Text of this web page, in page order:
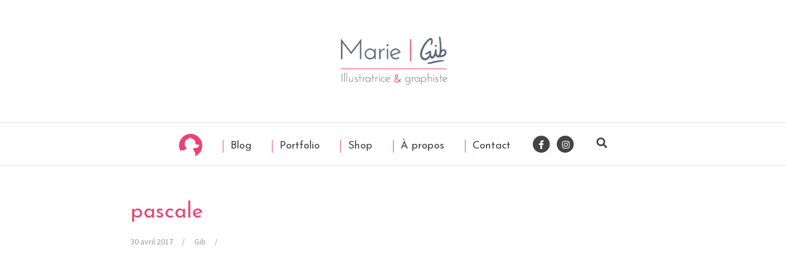
Blog Portfolio Shop À propos Contact
pascale
30 avril 2017 Gib